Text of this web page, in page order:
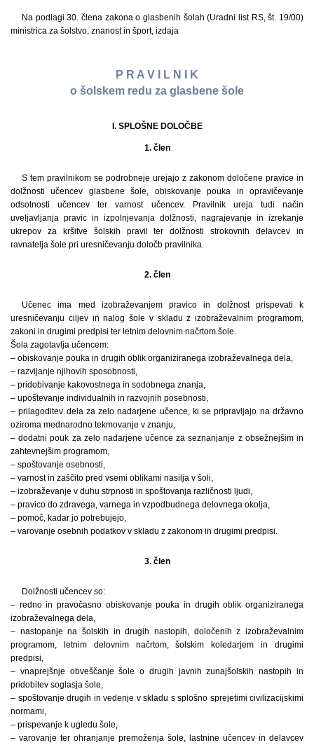
Na podlagi 30. člena zakona o glasbenih šolah (Uradni list RS, št. 19/00)
ministrica za šolstvo, znanost in šport, izdaja
P R A V I L N I K
o šolskem redu za glasbene šole
I. SPLOŠNE DOLOČBE
1. člen
S tem pravilnikom se podrobneje urejajo z zakonom določene pravice in
dolžnosti učencev glasbene šole, obiskovanje pouka in opravičevanje
odsotnosti učencev ter varnost učencev. Pravilnik ureja tudi način
uveljavljanja pravic in izpolnjevanja dolžnosti, nagrajevanje in izrekanje
ukrepov za kršitve šolskih pravil ter dolžnosti strokovnih delavcev in
ravnatelja šole pri uresničevanju določb pravilnika.
2. člen
Učenec ima med izobraževanjem pravico in dolžnost prispevati k
uresničevanju ciljev in nalog šole v skladu z izobraževalnim programom,
zakoni in drugimi predpisi ter letnim delovnim načrtom šole.
Šola zagotavlja učencem:
– obiskovanje pouka in drugih oblik organiziranega izobraževalnega dela,
– razvijanje njihovih sposobnosti,
– pridobivanje kakovostnega in sodobnega znanja,
– upoštevanje individualnih in razvojnih posebnosti,
– prilagoditev dela za zelo nadarjene učence, ki se pripravljajo na državno
oziroma mednarodno tekmovanje v znanju,
– dodatni pouk za zelo nadarjene učence za seznanjanje z obsežnejšim in
zahtevnejšim programom,
– spoštovanje osebnosti,
– varnost in zaščito pred vsemi oblikami nasilja v šoli,
– izobraževanje v duhu strpnosti in spoštovanja različnosti ljudi,
– pravico do zdravega, varnega in vzpodbudnega delovnega okolja,
– pomoč, kadar jo potrebujejo,
– varovanje osebnih podatkov v skladu z zakonom in drugimi predpisi.
3. člen
Dolžnosti učencev so:
– redno in pravočasno obiskovanje pouka in drugih oblik organiziranega
izobraževalnega dela,
– nastopanje na šolskih in drugih nastopih, določenih z izobraževalnim
programom, letnim delovnim načrtom, šolskim koledarjem in drugimi
predpisi,
– vnaprejšnje obveščanje šole o drugih javnih zunajšolskih nastopih in
pridobitev soglasja šole,
– spoštovanje drugih in vedenje v skladu s splošno sprejetimi civilizacijskimi
normami,
– prispevanje k ugledu šole,
– varovanje ter ohranjanje premoženja šole, lastnine učencev in delavcev